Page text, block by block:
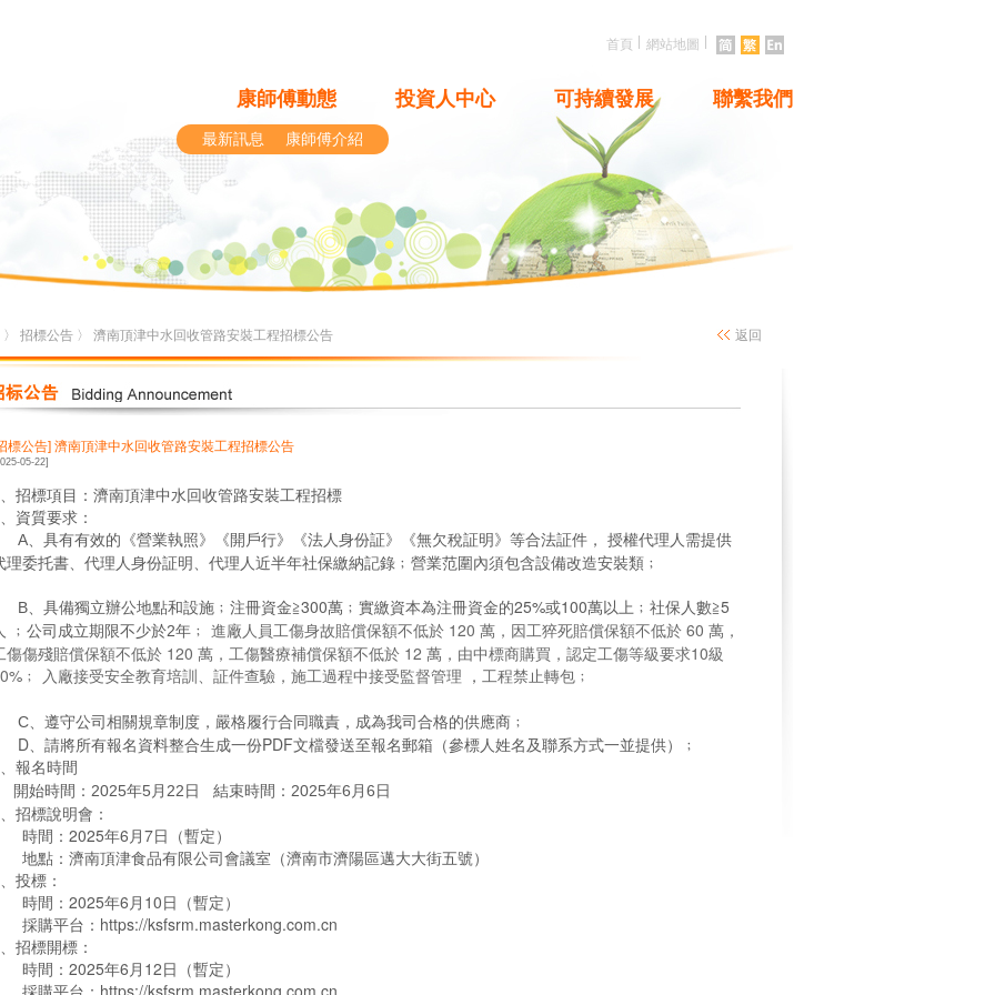
首頁 網站地圖
康師傅動態 投資人中心 可持續發展 聯繫我們
最新訊息 康師傅介紹
〉 招標公告 〉 濟南頂津中水回收管路安裝工程招標公告 返回
標公告] 濟南頂津中水回收管路安裝工程招標公告
05-22]
招標項目：濟南頂津中水回收管路安裝工程招標
資質要求：
A 、具有有效的《營業執照》《開戶行》《法人身份証》《無欠稅証明》等合法証件， 授權代理人 需提供
理委托書、代理人身份証明、代理人近半年社保繳納記錄﹔營業范圍內須包含設備改造安裝類﹔
、 具備獨立辦公地點和設施﹔注冊資金≧300萬﹔實繳資本為注冊資金的25%或100萬以上﹔社保人數≧5
﹔ 公司成立期限不少於2年﹔ 進廠人員工傷身故賠償保額不低於 120 萬，因工猝死賠償保額不低於 60 萬，
傷傷殘賠償保額不低於 120 萬，工傷醫療補償保額不低於 12 萬， 由中標商購買，認定工傷等級要求10級
﹔ 入廠接受安全教育培訓、証件查驗，施工過程中接受監督管理 ， 工程禁止轉包﹔
、遵守公司相關規章制度，嚴格履行合同職責，成為我司合格的供應商﹔
、請將所有報名資料整合生成一份PDF文檔發送至報名郵箱（參標人姓名及聯系方式一並提供）﹔
報名時間
始時間：2025年5月22日 結束時間：2025年6月6日
招標說明會：
間：2025年6月7日（暫定）
點：濟南頂津食品有限公司會議室（濟南市濟陽區邁大大街五號）
投標：
間：2025年6月10日（暫定）
購平台：https://ksfsrm.masterkong.com.cn
招標開標：
間：2025年6月12日（暫定）
購平台：https://ksfsrm.masterkong.com.cn